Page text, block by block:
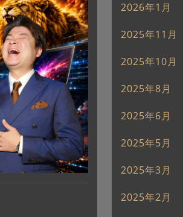
2026年1月
2025年11月
2025年10月
2025年8月
2025年6月
2025年5月
2025年3月
2025年2月